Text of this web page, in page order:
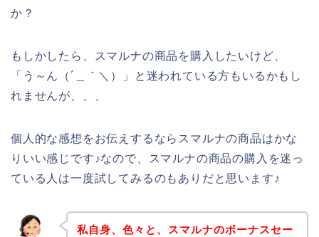
か？
もしかしたら、スマルナの商品を購入したいけど、
「う～ん（´＿｀＼）」と迷われている方もいるかもし
れませんが、、、
個人的な感想をお伝えするならスマルナの商品はかな
りいい感じです♪なので、スマルナの商品の購入を迷っ
ている人は一度試してみるのもありだと思います♪
私自身、色々と、スマルナのボーナスセー